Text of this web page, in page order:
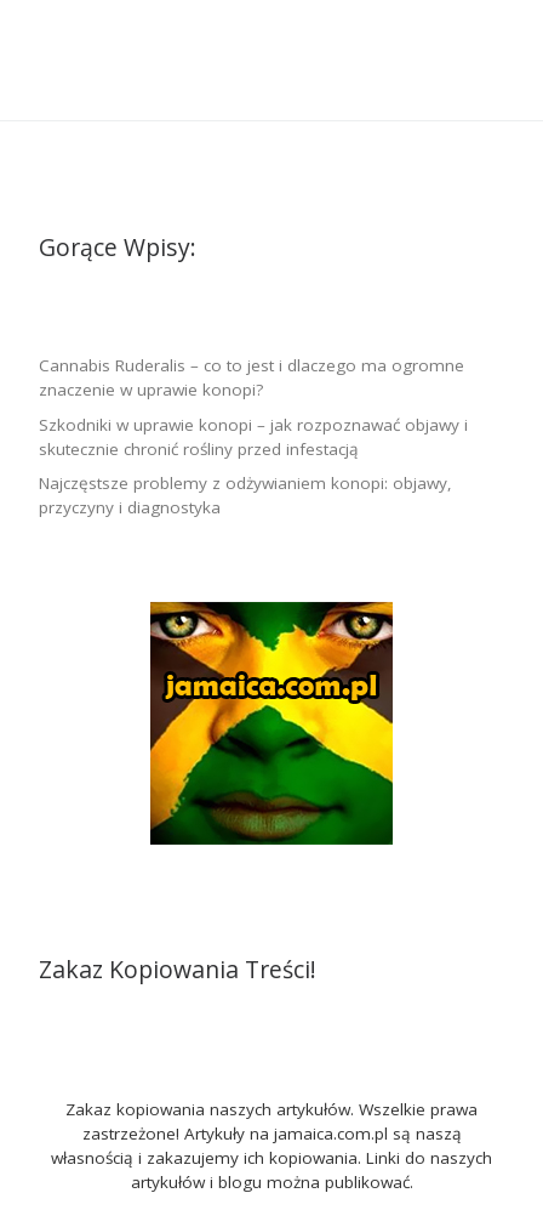
Gorące Wpisy:
Cannabis Ruderalis – co to jest i dlaczego ma ogromne
znaczenie w uprawie konopi?
Szkodniki w uprawie konopi – jak rozpoznawać objawy i
skutecznie chronić rośliny przed infestacją
Najczęstsze problemy z odżywianiem konopi: objawy,
przyczyny i diagnostyka
Zakaz Kopiowania Treści!
Zakaz kopiowania naszych artykułów. Wszelkie prawa
zastrzeżone! Artykuły na jamaica.com.pl są naszą
własnością i zakazujemy ich kopiowania. Linki do naszych
artykułów i blogu można publikować.